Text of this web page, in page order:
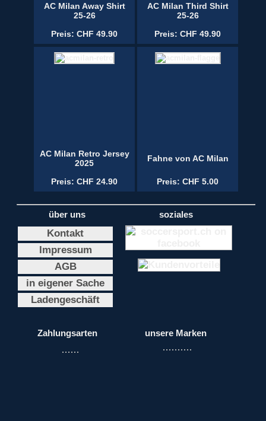
AC Milan Away Shirt
25-26
Preis: CHF 49.90
AC Milan Third Shirt
25-26
Preis: CHF 49.90
AC Milan Retro Jersey
2025
Preis: CHF 24.90
Fahne von AC Milan
Preis: CHF 5.00
über uns
Kontakt
Impressum
AGB
in eigener Sache
Ladengeschäft
soziales
Zahlungsarten unsere Marken